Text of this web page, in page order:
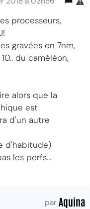
processeurs,
gravées en 7nm,
du caméléon,
alors que la
est
d'un autre
d'habitude)
les perfs...
par Aquina